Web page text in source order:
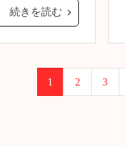
続きを読む
1 2 3